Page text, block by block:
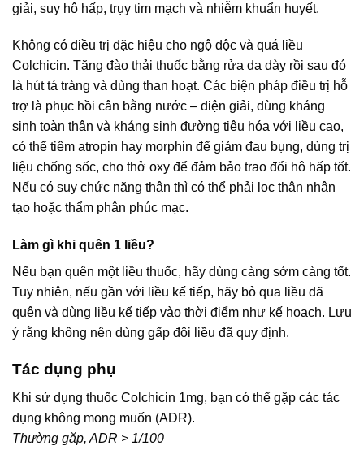
giải, suy hô hấp, trụy tim mạch và nhiễm khuẩn huyết.
Không có điều trị đặc hiệu cho ngộ độc và quá liều
Colchicin. Tăng đào thải thuốc bằng rửa dạ dày rồi sau đó
là hút tá tràng và dùng than hoạt. Các biện pháp điều trị hỗ
trợ là phục hồi cân bằng nước – điện giải, dùng kháng
sinh toàn thân và kháng sinh đường tiêu hóa với liều cao,
có thể tiêm atropin hay morphin để giảm đau bụng, dùng trị
liệu chống sốc, cho thở oxy để đảm bảo trao đổi hô hấp tốt.
Nếu có suy chức năng thận thì có thể phải lọc thận nhân
tạo hoặc thẩm phân phúc mạc.
Làm gì khi quên 1 liều?
Nếu bạn quên một liều thuốc, hãy dùng càng sớm càng tốt.
Tuy nhiên, nếu gần với liều kế tiếp, hãy bỏ qua liều đã
quên và dùng liều kế tiếp vào thời điểm như kế hoạch. Lưu
ý rằng không nên dùng gấp đôi liều đã quy định.
Tác dụng phụ
Khi sử dụng thuốc Colchicin 1mg, bạn có thể gặp các tác
dụng không mong muốn (ADR).
Thường gặp, ADR > 1/100